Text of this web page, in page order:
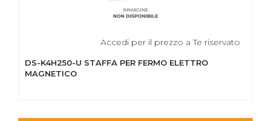
Accedi per il prezzo a Te riservato
DS-K4H250-U STAFFA PER FERMO ELETTRO
MAGNETICO